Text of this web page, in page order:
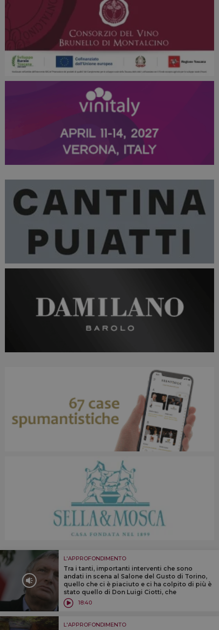
L'APPROFONDIMENTO
Tra i tanti, importanti interventi che sono
andati in scena al Salone del Gusto di Torino,
quello che ci è piaciuto e ci ha colpito di più è
stato quello di Don Luigi Ciotti, che
riproponiamo, per chi se lo fosse perso, in
versione quasi integrale
18:40
L'APPROFONDIMENTO